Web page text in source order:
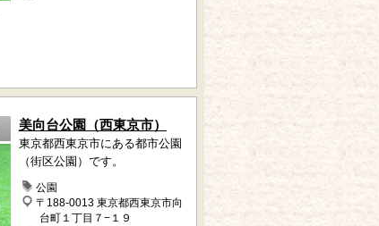
美向台公園（西東京市）
東京都西東京市にある都市公園
（街区公園）です。
公園
〒188-0013 東京都西東京市向
台町１丁目７−１９